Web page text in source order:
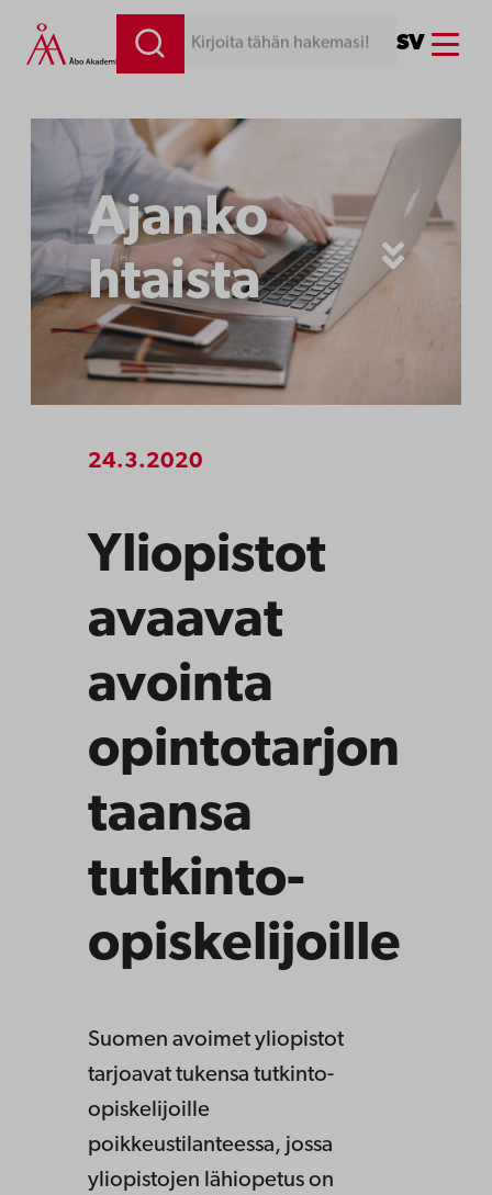
Siirry
sisältöön
Kirjoita tähän hakemasi! SV Menu
Ajanko
htaista
24.3.2020
Yliopistot
avaavat
avointa
opintotarjon
taansa
tutkinto-
opiskelijoille
Suomen avoimet yliopistot
tarjoavat tukensa tutkinto-
opiskelijoille
poikkeustilanteessa, jossa
yliopistojen lähiopetus on